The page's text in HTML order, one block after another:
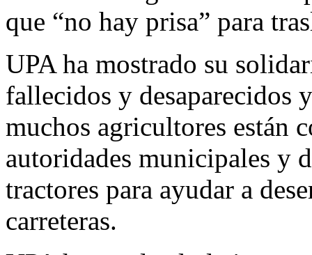
que “no hay prisa” para
UPA ha mostrado su
fallecidos y desaparecidos
muchos agricultores están
autoridades municipales y
tractores para ayudar a
carreteras.